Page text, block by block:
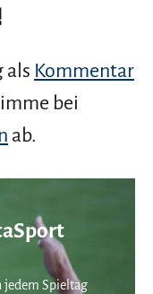
als Kommentar
bei
ab.
jedem Spieltag